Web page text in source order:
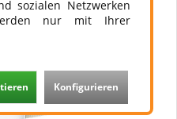
sozialen Netzwerken
nur mit Ihrer
Konfigurieren